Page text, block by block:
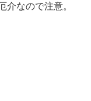
介なので注意。